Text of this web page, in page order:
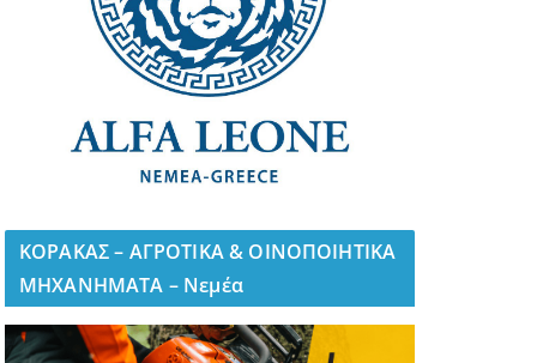
ΚΟΡΑΚΑΣ – ΑΓΡΟΤΙΚΑ & ΟΙΝΟΠΟΙΗΤΙΚΑ
ΜΗΧΑΝΗΜΑΤΑ – Νεμέα